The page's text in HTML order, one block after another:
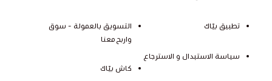
تطبيق بيّاك
سياسة الاستبدال و الاسترجاع
التسويق بالعمولة - سوق
واربح معنا
كاش بيّاك